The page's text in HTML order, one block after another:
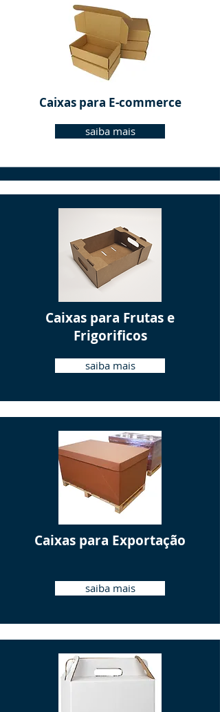
Caixas para E-commerce
saiba mais
Caixas para Frutas e
Frigorificos
saiba mais
Caixas para Exportação
saiba mais